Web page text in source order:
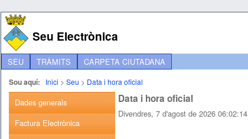
Seu Electrònica
SEU TRÀMITS CARPETA CIUTADANA
Sou aquí: Inici > Seu > Data i hora oficial
Dades generals
Factura Electrònica
Data i hora oficial
Divendres, 7 d'agost de 2026 06:02:14